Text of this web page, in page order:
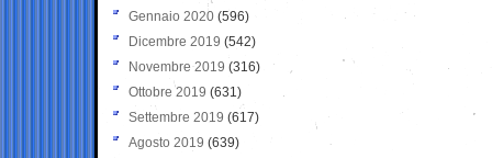
Gennaio 2020 (596)
Dicembre 2019 (542)
Novembre 2019 (316)
Ottobre 2019 (631)
Settembre 2019 (617)
Agosto 2019 (639)